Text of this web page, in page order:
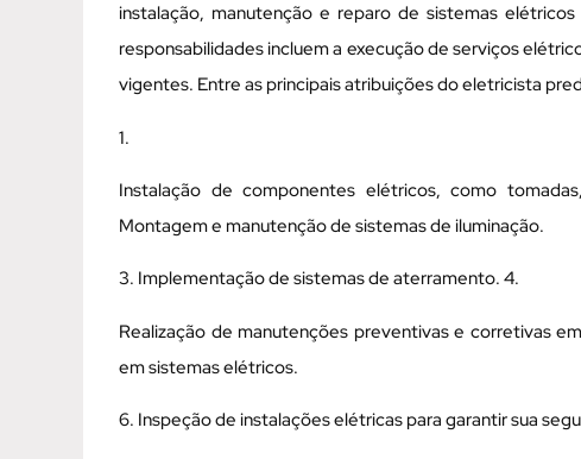
instalação, manutenção e reparo de sistemas
responsabilidades incluem a execução de serviços
vigentes. Entre as principais atribuições do eletricista
1.
Instalação de componentes elétricos, como
Montagem e manutenção de sistemas de iluminação.
3. Implementação de sistemas de aterramento. 4.
Realização de manutenções preventivas e corretivas
em sistemas elétricos.
6. Inspeção de instalações elétricas para garantir sua